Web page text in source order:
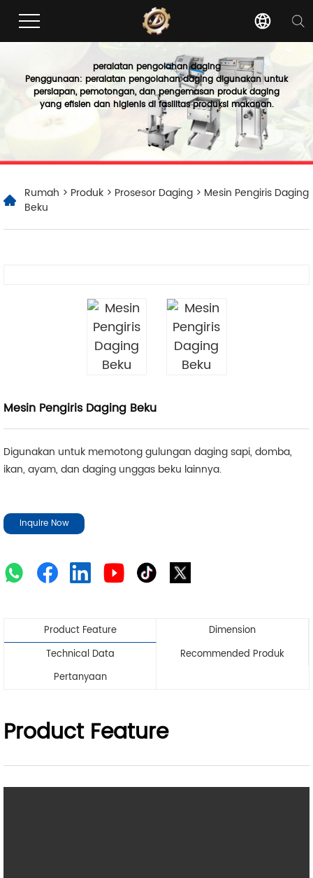
peralatan pengolahan daging
Penggunaan: peralatan pengolahan daging digunakan untuk
persiapan, pemotongan, dan pengemasan produk daging
yang efisien dan higienis di fasilitas produksi makanan.
Rumah > Produk > Prosesor Daging > Mesin Pengiris Daging
Beku
Mesin Pengiris Daging Beku
Digunakan untuk memotong gulungan daging sapi, domba,
ikan, ayam, dan daging unggas beku lainnya.
Inquire Now
Product Feature
Dimension
Technical Data
Recommended Produk
Pertanyaan
Product Feature